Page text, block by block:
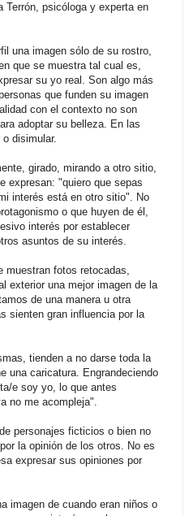
Terrón, psicóloga y experta en
una imagen sólo de su rostro,
que se muestra tal cual es,
su yo real. Son algo más
que funden su imagen
con el contexto no son
adoptar su belleza. En las
disimular.
girado, mirando a otro sitio,
expresan: "quiero que sepas
interés está en otro sitio". No
o que huyen de él,
interés por establecer
asuntos de su interés.
muestran fotos retocadas,
exterior una mejor imagen de la
de una manera u otra
sienten gran influencia por la
tienden a no darse toda la
una caricatura. Engrandeciendo
e soy yo, lo que antes
no me acompleja".
personajes ficticios o bien no
la opinión de los otros. No es
expresar sus opiniones por
imagen de cuando eran niños o